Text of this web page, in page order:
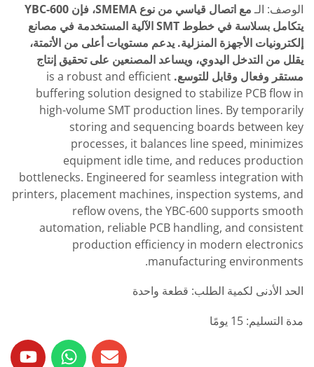
الوصف: الـ
مع اتصال قياسي من نوع SMEMA، فإن YBC-600
يتكامل بسلاسة في خطوط SMT الآلية المستخدمة في مصانع
إلكترونيات الأجهزة المنزلية. يدعم مستويات أعلى من الأتمتة،
يقلل من التدخل اليدوي، ويساعد المصنعين على تحقيق إنتاج
مستقر وفعال وقابل للتوسع. is a robust and efficient
buffering solution designed to stabilize PCB flow in
high-volume SMT production lines. By temporarily
storing and sequencing boards between key
processes, it balances line speed, minimizes
equipment idle time, and reduces production
bottlenecks. Engineered for seamless integration with
printers, placement machines, inspection systems, and
reflow ovens, the YBC-600 supports smooth
automation, reliable PCB handling, and consistent
production efficiency in modern electronics
manufacturing environments.
الحد الأدنى لكمية الطلب: قطعة واحدة
مدة التسليم: 15 يومًا